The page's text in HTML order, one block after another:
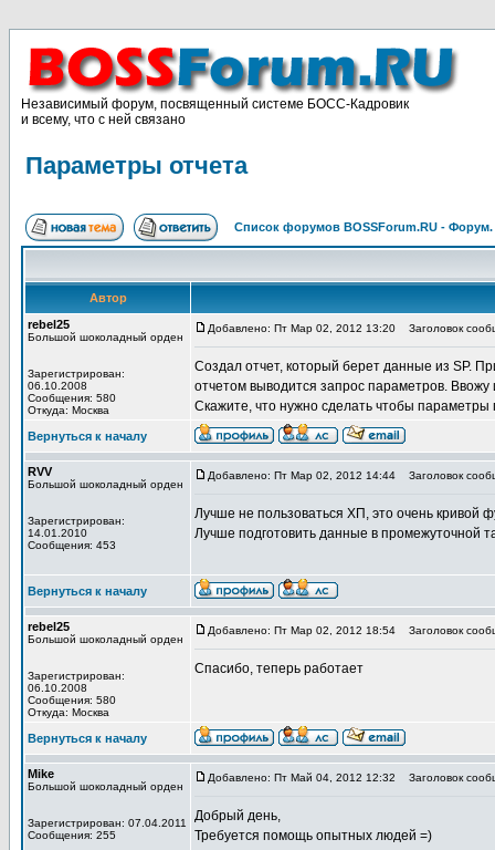
Независимый форум, посвященный системе БОСС-Кадровик
и всему, что с ней связано
Параметры отчета
Список форумов BOSSForum.RU -
Автор
rebel25
Большой шоколадный орден
Зарегистрирован:
06.10.2008
Сообщения: 580
Откуда: Москва
Добавлено: Пт Мар 02, 2012 13:20 Заголовок
Создал отчет, который берет данные из SP.
отчетом выводится запрос параметров.
Скажите, что нужно сделать чтобы параметры
Вернуться к началу
RVV
Большой шоколадный орден
Зарегистрирован:
14.01.2010
Сообщения: 453
Добавлено: Пт Мар 02, 2012 14:44 Заголовок
Лучше не пользоваться ХП, это очень кривой
Лучше подготовить данные в промежуточной
Вернуться к началу
rebel25
Большой шоколадный орден
Зарегистрирован:
06.10.2008
Сообщения: 580
Откуда: Москва
Добавлено: Пт Мар 02, 2012 18:54 Заголовок
Спасибо, теперь работает
Вернуться к началу
Mike
Большой шоколадный орден
Зарегистрирован: 07.04.2011
Сообщения: 255
Добавлено: Пт Май 04, 2012 12:32 Заголовок
Добрый день,
Требуется помощь опытных людей =)